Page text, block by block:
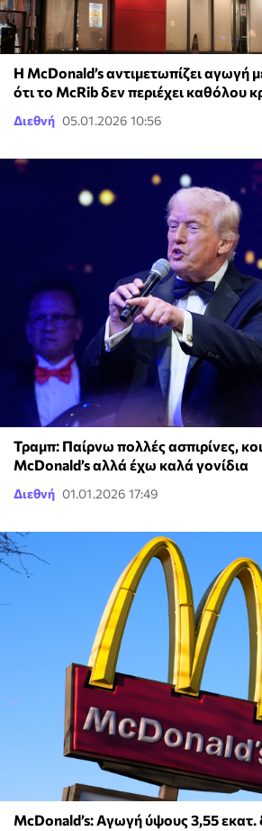
Η McDonald’s αντιμετωπίζει αγωγή
ότι το McRib δεν περιέχει καθόλου
Διεθνή 05.01.2026 10:56
Τραμπ: Παίρνω πολλές ασπιρίνες,
McDonald’s αλλά έχω καλά γονίδια
Διεθνή 01.01.2026 17:49
McDonald’s: Αγωγή ύψους 3,55